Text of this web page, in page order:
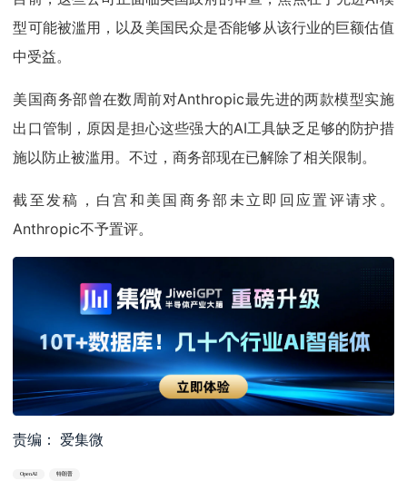
型可能被滥用，以及美国民众是否能够从该行业的巨额估值
中受益。
美国商务部曾在数周前对Anthropic最先进的两款模型实施
出口管制，原因是担心这些强大的AI工具缺乏足够的防护措
施以防止被滥用。不过，商务部现在已解除了相关限制。
截至发稿，白宫和美国商务部未立即回应置评请求。
Anthropic不予置评。
责编： 爱集微
OpenAI 特朗普